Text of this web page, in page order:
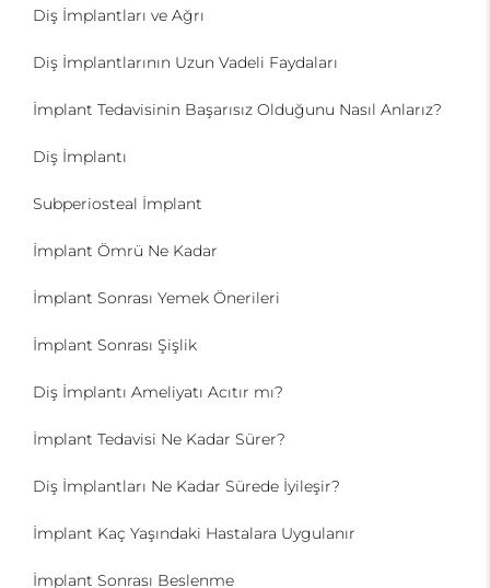
Diş İmplantları ve Ağrı
Diş İmplantlarının Uzun Vadeli Faydaları
İmplant Tedavisinin Başarısız Olduğunu Nasıl Anlarız?
Diş İmplantı
Subperiosteal İmplant
İmplant Ömrü Ne Kadar
İmplant Sonrası Yemek Önerileri
İmplant Sonrası Şişlik
Diş İmplantı Ameliyatı Acıtır mı?
İmplant Tedavisi Ne Kadar Sürer?
Diş İmplantları Ne Kadar Sürede İyileşir?
İmplant Kaç Yaşındaki Hastalara Uygulanır
İmplant Sonrası Beslenme